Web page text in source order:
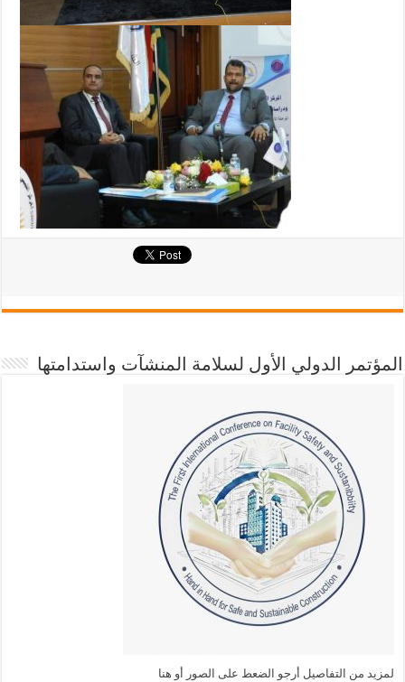
المؤتمر الدولي الأول لسلامة المنشآت واستدامتها
لمزيد من التفاصيل أرجو الضعط على الصور أو هنا